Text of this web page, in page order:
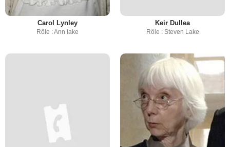
Carol Lynley
Rôle : Ann lake
Keir Dullea
Rôle : Steven Lake